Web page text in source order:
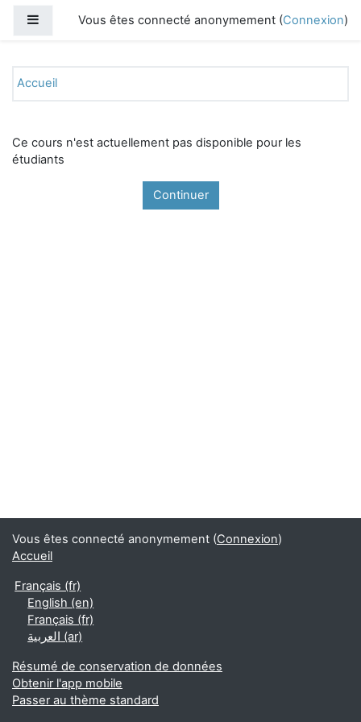
Panneau latéral
Vous êtes connecté anonymement (Connexion)
Accueil
Ce cours n'est actuellement pas disponible pour les
étudiants
Continuer
Vous êtes connecté anonymement (Connexion)
Accueil
Français ‎(fr)‎
English ‎(en)‎
Français ‎(fr)‎
العربية ‎(ar)‎
Résumé de conservation de données
Obtenir l'app mobile
Passer au thème standard